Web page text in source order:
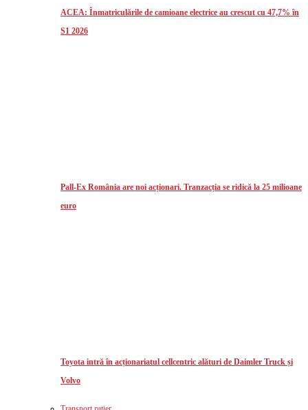
ACEA: Înmatriculările de camioane electrice au crescut cu 47,7% în
S1 2026
Pall-Ex România are noi acționari. Tranzacția se ridică la 25 milioane
euro
Toyota intră în acționariatul cellcentric alături de Daimler Truck și
Volvo